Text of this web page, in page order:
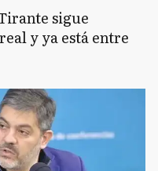
sigue
y ya está entre